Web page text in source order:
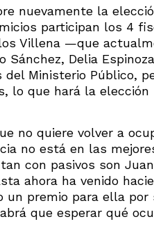
nuevamente la
participan los 4
Villena —que
Delia
Ministerio Público,
lo que hará la elección
no quiere volver a
no está en las
con pasivos son
ahora ha venido
un premio para ella por
que esperar qué